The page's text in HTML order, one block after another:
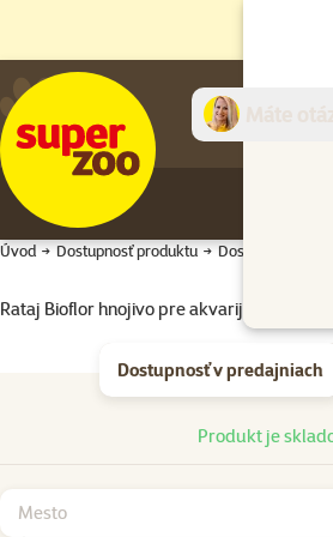
Úvod Dostupnosť produktu Dostupnosť
Rataj Bioflor hnojivo pre akvarijné rastliny
Dostupnosť v predajniach
Dostupnosť v predajniachProdukt je